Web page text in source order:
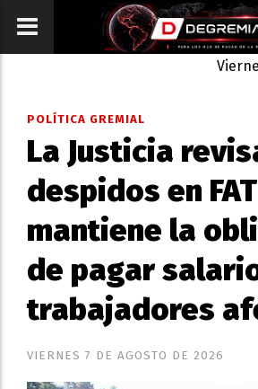
La Justicia
despidos en
mantiene la
de pagar
trabajadores
POLÍTICA GREMIAL
VIERNES 7 DE AGOSTO DE 2026